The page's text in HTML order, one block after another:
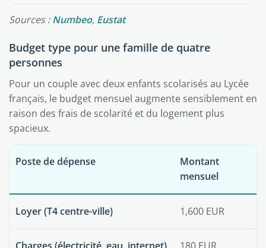
Sources :Numbeo, Eustat
Budget type pour une famille de quatre
personnes
Pour un couple avec deux enfants scolarisés au Lycée
français, le budget mensuel augmente sensiblement en
raison des frais de scolarité et du logement plus
spacieux.
Poste de dépense
Montant
mensuel
Loyer (T4 centre-ville) 1,600 EUR
Charges (électricité, eau, internet) 180 EUR